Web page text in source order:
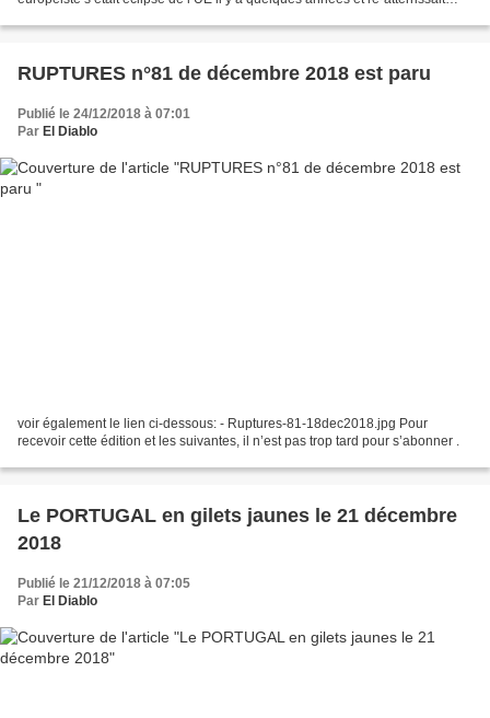
RUPTURES n°81 de décembre 2018 est paru
Publié le 24/12/2018 à 07:01
Par El Diablo
voir également le lien ci-dessous: - Ruptures-81-18dec2018.jpg Pour
recevoir cette édition et les suivantes, il n’est pas trop tard pour s’abonner .
Le PORTUGAL en gilets jaunes le 21 décembre
2018
Publié le 21/12/2018 à 07:05
Par El Diablo